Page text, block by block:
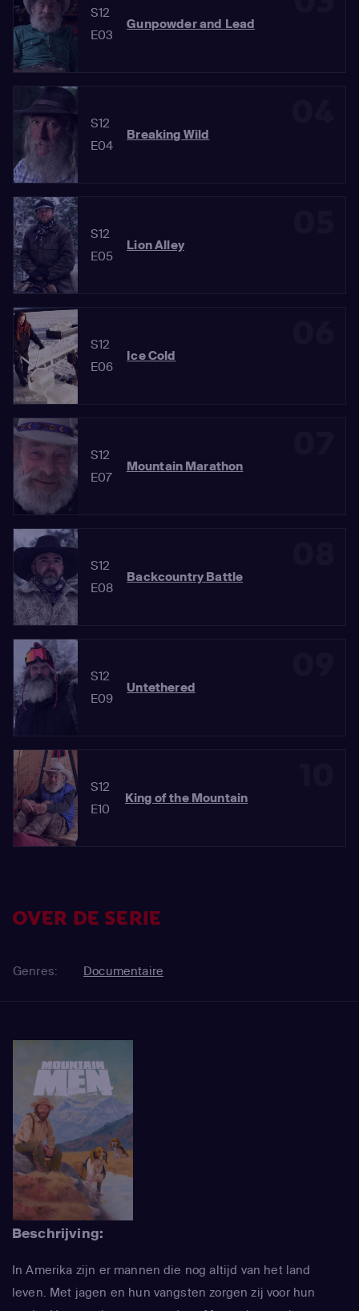
S12
E03
Gunpowder and Lead
S12
E04
Breaking Wild
S12
E05
Lion Alley
S12
E06
Ice Cold
S12
E07
Mountain Marathon
S12
E08
Backcountry Battle
S12
E09
Untethered
S12
E10
King of the Mountain
OVER DE SERIE
Genres: Documentaire
Beschrijving:
In Amerika zijn er mannen die nog altijd van het land
leven. Met jagen en hun vangsten zorgen zij voor hun